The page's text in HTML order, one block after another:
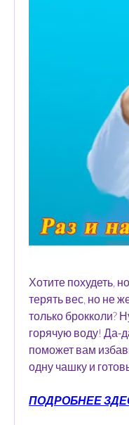
Хотите похудеть,
терять вес, но не
только брокколи?
горячую воду! Да-
поможет вам
одну чашку и
ПОДРОБНЕЕ